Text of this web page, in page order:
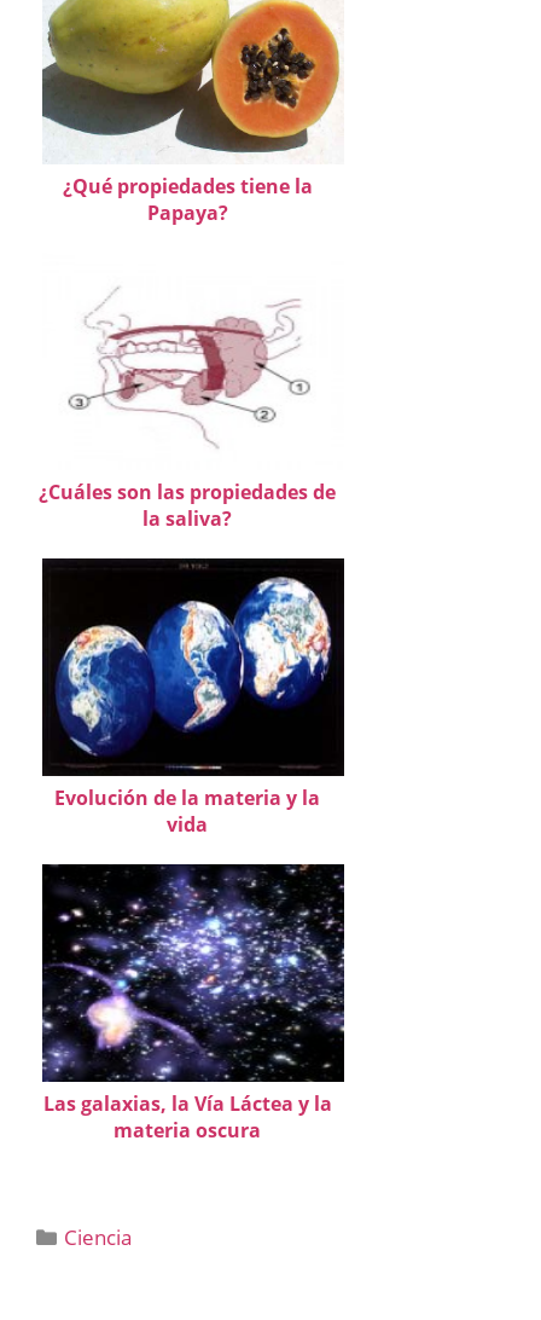
¿Qué propiedades tiene la
Papaya?
¿Cuáles son las propiedades de
la saliva?
Evolución de la materia y la
vida
Las galaxias, la Vía Láctea y la
materia oscura
Categorías
Ciencia